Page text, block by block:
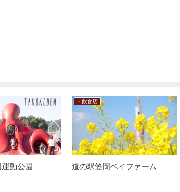
カフェ＆創作
・公園
笠岡市 太陽の広場